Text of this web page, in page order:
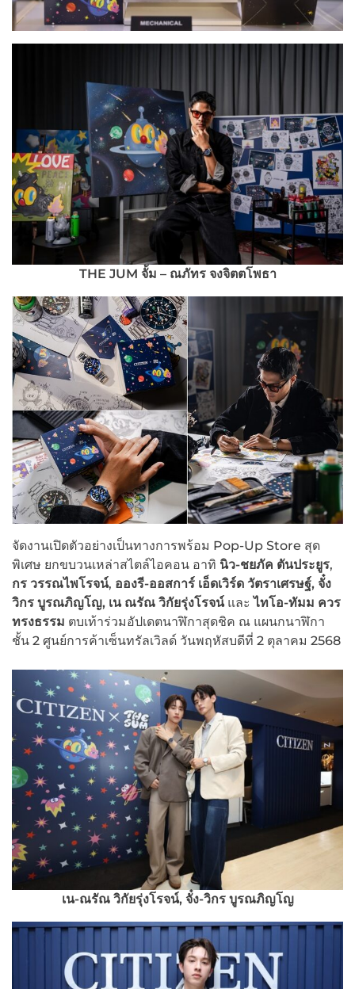
THE JUM จั้ม – ณภัทร จงจิตตโพธา
จัดงานเปิดตัวอย่างเป็นทางการพร้อม Pop-Up Store สุด
พิเศษ ยกขบวนเหล่าสไตล์ไอคอน อาทิ นิว-ชยภัค ตันประยูร,
กร วรรณไพโรจน์, อองรี-ออสการ์ เอ็ดเวิร์ด วัตราเศรษฐ์, จั๋ง
วิกร บูรณภิญโญ, เน ณรัณ วิกัยรุ่งโรจน์และไทโอ-ทัมม ควร
ทรงธรรม ตบเท้าร่วมอัปเดตนาฬิกาสุดชิค ณ แผนกนาฬิกา
ชั้น 2 ศูนย์การค้าเซ็นทรัลเวิลด์ วันพฤหัสบดีที่ 2 ตุลาคม 2568
เน-ณรัณ วิกัยรุ่งโรจน์, จั๋ง-วิกร บูรณภิญโญ